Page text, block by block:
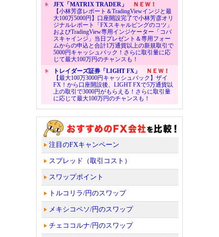
JFX「MATRIX TRADER」
ＮＥＷ！
【小林芳彦レポート＆TradingViewインジと最
大100万5000円】口座開設完了で小林芳彦オリ
ジナルレポート「FXスキャルピングのコツ」
およびTradingView専用インジケーター「コバ
スキャインジ」当日プレゼント＆専用フォー
ムからの申込と合計1万通貨以上の新規取引で
5000円キャッシュバック！さらに取引量に応
じて最大100万円のチャンスも！
トレイダーズ証券「LIGHT FX」
ＮＥＷ！
【最大100万3000円キャッシュバック】ザイ
FX！から口座開設後、LIGHT FXで5万通貨以
上の取引で3000円がもらえる！さらに取引量
に応じて最大100万円のチャンスも！
注目のFXキャンペーン
スプレッド（取引コスト）
スワップポイント
トルコリラ/円のスワップ
メキシコペソ/円のスワップ
チェココルナ/円のスワップ